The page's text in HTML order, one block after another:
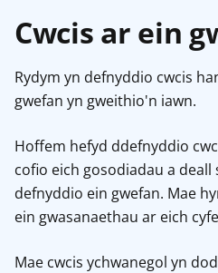
Cwcis ar ein
Rydym yn defnyddio cwcis
gwefan yn gweithio'n iawn.
Hoffem hefyd ddefnyddio
cofio eich gosodiadau a
defnyddio ein gwefan. Mae
ein gwasanaethau ar eich
Mae cwcis ychwanegol yn